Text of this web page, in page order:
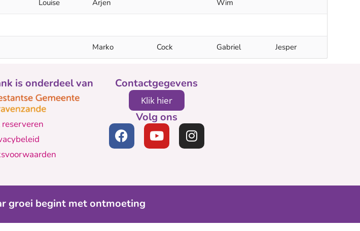
Louise Arjen Wim
Marko Cock Gabriel Jesper
is onderdeel van
reserveren
Contactgegevens
Klik hier
Volg ons
groei begint met ontmoeting